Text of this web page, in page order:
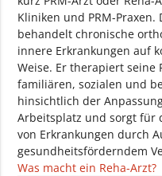
Kliniken und PRM-
behandelt chronische
innere Erkrankungen auf
Weise. Er therapiert
familiären, sozialen und
hinsichtlich der
Arbeitsplatz und sorgt für
von Erkrankungen durch
gesundheitsförderndem
Was macht ein Reha-Arzt?